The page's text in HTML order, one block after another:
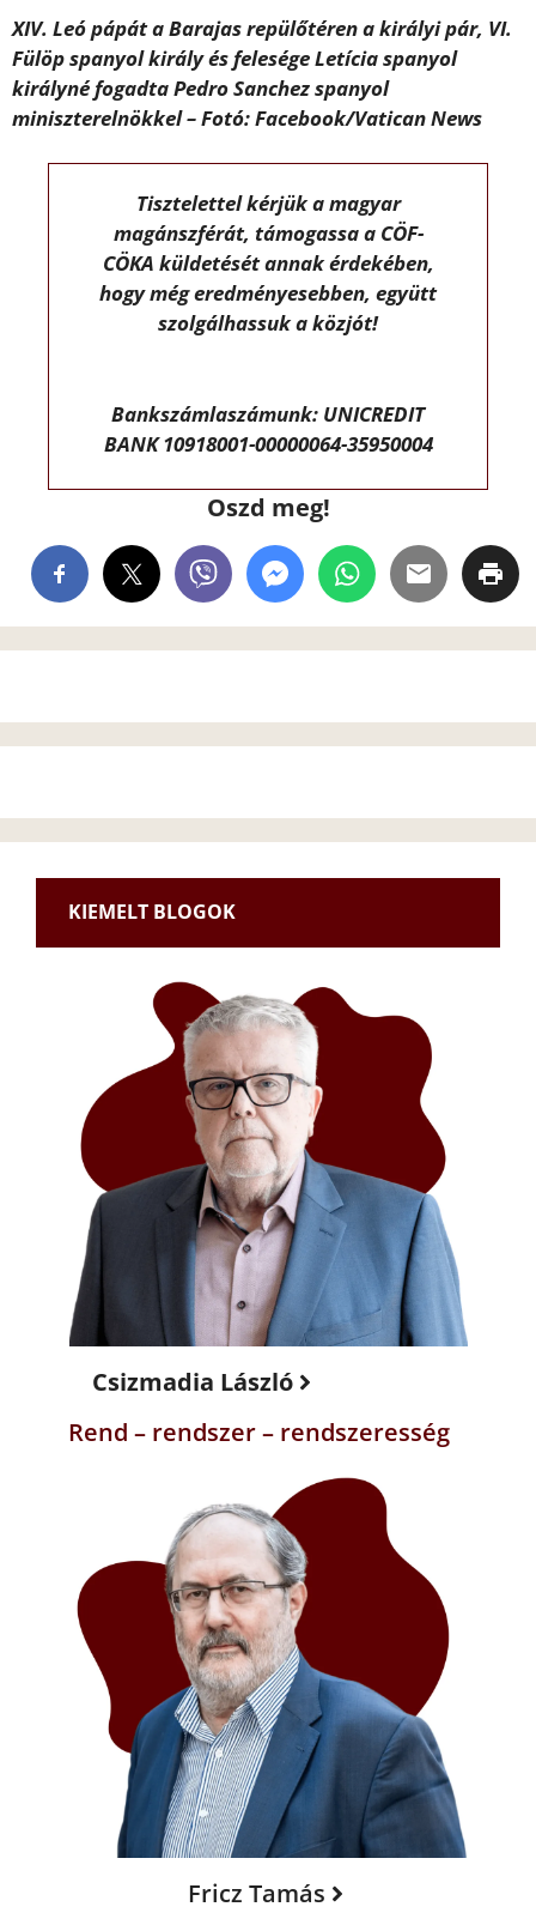
XIV. Leó pápát a Barajas repülőtéren a királyi pár, VI.
Fülöp spanyol király és felesége Letícia spanyol
királyné fogadta Pedro Sanchez spanyol
miniszterelnökkel – Fotó: Facebook/Vatican News
Tisztelettel kérjük a magyar
magánszférát, támogassa a CÖF-
CÖKA küldetését annak érdekében,
hogy még eredményesebben, együtt
szolgálhassuk a közjót!
Bankszámlaszámunk: UNICREDIT
BANK 10918001-00000064-35950004
Oszd meg!
KIEMELT BLOGOK
Csizmadia László
Rend – rendszer – rendszeresség
Fricz Tamás